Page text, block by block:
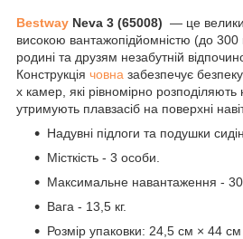
Bestway Neva 3 (65008) — це
високою вантажопідйомністю (до 300
родині та друзям незабутній
Конструкція човна забезпечує
х камер, які рівномірно
утримують плавзасіб на поверхні
Надувні підлоги та подушки
Місткість - 3 особи.
Максимальне навантаження -
Вага - 13,5 кг.
Розмір упаковки: 24,5 см × 44